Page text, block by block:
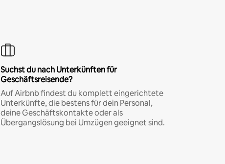
Suchst du nach Unterkünften für
Geschäftsreisende?
Auf Airbnb findest du komplett eingerichtete
Unterkünfte, die bestens für dein Personal,
deine Geschäftskontakte oder als
Übergangslösung bei Umzügen geeignet sind.